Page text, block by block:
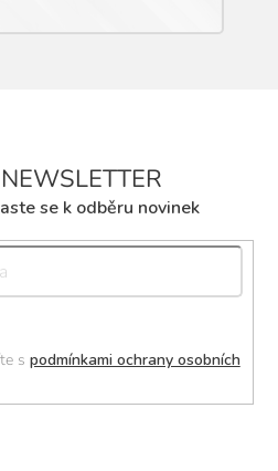
NEWSLETTER
se k odběru novinek
s podmínkami ochrany osobních